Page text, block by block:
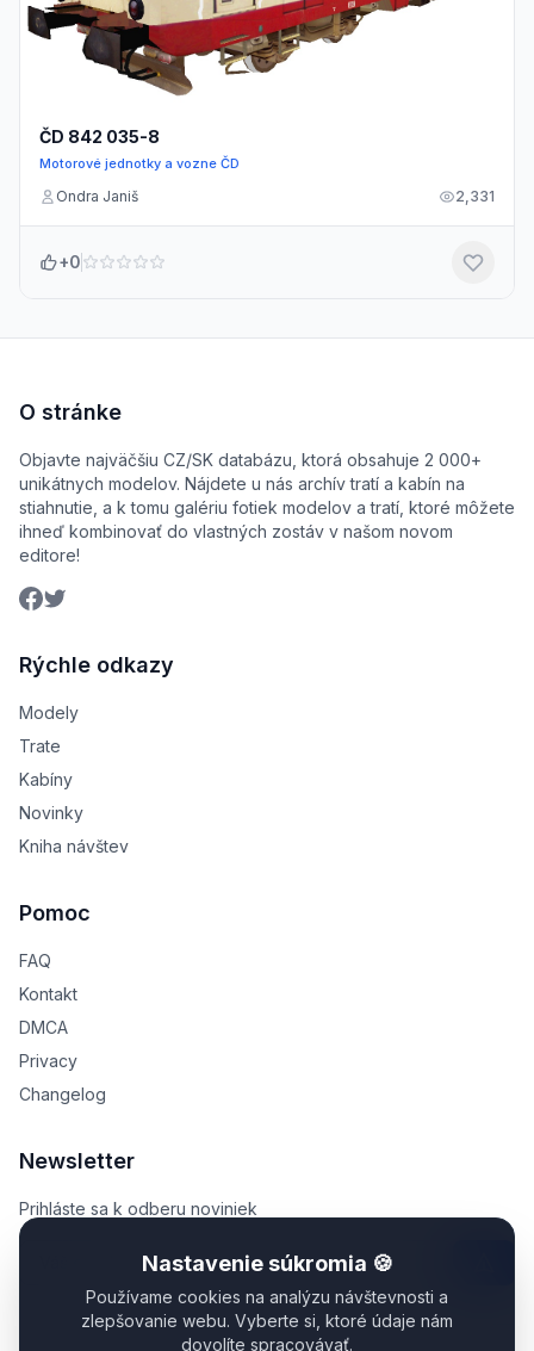
ČD 842 035-8
Motorové jednotky a vozne ČD
Ondra Janiš 2,331
+0
O stránke
Objavte najväčšiu CZ/SK databázu, ktorá obsahuje 2 000+
unikátnych modelov. Nájdete u nás archív tratí a kabín na
stiahnutie, a k tomu galériu fotiek modelov a tratí, ktoré môžete
ihneď kombinovať do vlastných zostáv v našom novom
editore!
Rýchle odkazy
Modely
Trate
Kabíny
Novinky
Kniha návštev
Pomoc
FAQ
Kontakt
DMCA
Privacy
Changelog
Newsletter
Prihláste sa k odberu noviniek
Nastavenie súkromia 🍪
Používame cookies na analýzu návštevnosti a
zlepšovanie webu. Vyberte si, ktoré údaje nám
dovolíte spracovávať.